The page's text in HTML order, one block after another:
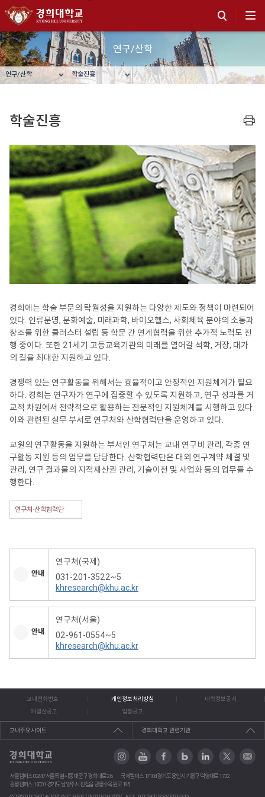
연구/산학
연구/산학 학술진흥
학술진흥
경희에는 학술 부문의 탁월성을 지원하는 다양한 제도와 정책이 마련되어
있다. 인류문명, 문화예술, 미래과학, 바이오헬스, 사회체육 분야의 소통과
창조를 위한 클러스터 설립 등 학문 간 연계협력을 위한 추가적 노력도 진
행 중이다. 또한 21세기 고등교육기관의 미래를 열어갈 석학, 거장, 대가
의 길을 최대한 지원하고 있다.
경쟁력 있는 연구활동을 위해서는 효율적이고 안정적인 지원체계가 필요
하다. 경희는 연구자가 연구에 집중할 수 있도록 지원하고, 연구 성과를 거
교적 차원에서 전략적으로 활용하는 전문적인 지원체계를 시행하고 있다.
이와 관련된 실무 부서로 연구처와 산학협력단을 운영하고 있다.
교원의 연구활동을 지원하는 부서인 연구처는 교내 연구비 관리, 각종 연
구활동 지원 등의 업무를 담당한다. 산학협력단은 대외 연구계약 체결 및
관리, 연구 결과물의 지적재산권 관리, 기술이전 및 사업화 등의 업무를 수
행한다.
연구처·산학협력단
안내
연구처(국제)
031-201-3522~5
khresearch@khu.ac.kr
안내
연구처(서울)
02-961-0554~5
khresearch@khu.ac.kr
교내전화번호 개인정보처리방침
대학정보공시
예결산공고
입찰공고
교내주요사이트 경희대학교 관련기관
서울캠퍼스 02447 서울특별시 동대문구 경희대로 26
국제캠퍼스 17104 경기도 용인시 기흥구 덕영대로 1732
광릉캠퍼스 12001 경기도 남양주시 진접읍 광릉수목원로 195